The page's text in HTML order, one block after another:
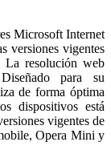
Microsoft Internet
versiones vigentes
La resolución web
para su
de forma óptima
dispositivos está
vigentes de
Opera Mini y